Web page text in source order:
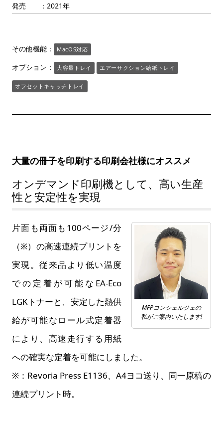
発売 ：2021年
その他機能： MacOS対応
オプション： 大容量トレイ エアーサクション給紙トレイ
オフセットキャッチトレイ
大量の冊子を印刷する印刷会社様にオススメ
オンデマンド印刷機として、高い生産
性と安定性を実現
MFPコンシェルジェの
私がご案内いたします!
片面も両面も100ページ/分
（※）の高速連続プリントを
実現。従来品より低い温度
での定着が可能なEA-Eco
LGKトナーと、安定した熱供
給が可能なロール式定着器
により、高速走行する用紙
への確実な定着を可能にしました。
※：Revoria Press E1136、A4ヨコ送り、同一原稿の
連続プリント時。